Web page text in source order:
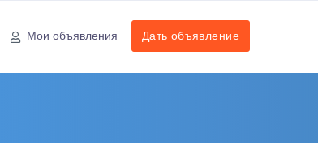
Мои объявления Дать объявление